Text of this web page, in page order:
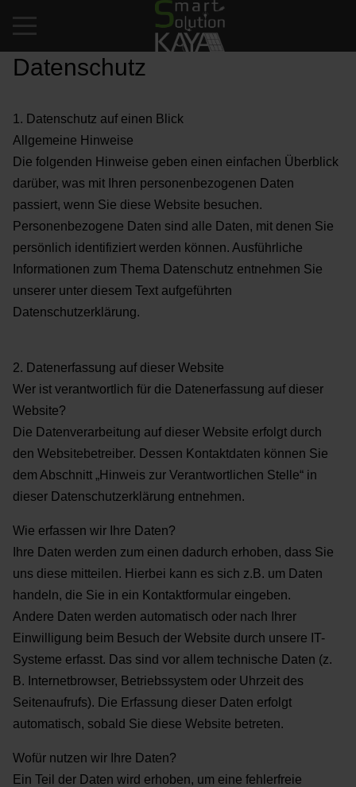
Mobile Menu Toggle
Datenschutz
1. Datenschutz auf einen Blick
Allgemeine Hinweise
Die folgenden Hinweise geben einen einfachen Überblick
darüber, was mit Ihren personenbezogenen Daten
passiert, wenn Sie diese Website besuchen.
Personenbezogene Daten sind alle Daten, mit denen Sie
persönlich identifiziert werden können. Ausführliche
Informationen zum Thema Datenschutz entnehmen Sie
unserer unter diesem Text aufgeführten
Datenschutzerklärung.
2. Datenerfassung auf dieser Website
Wer ist verantwortlich für die Datenerfassung auf dieser
Website?
Die Datenverarbeitung auf dieser Website erfolgt durch
den Websitebetreiber. Dessen Kontaktdaten können Sie
dem Abschnitt „Hinweis zur Verantwortlichen Stelle“ in
dieser Datenschutzerklärung entnehmen.
Wie erfassen wir Ihre Daten?
Ihre Daten werden zum einen dadurch erhoben, dass Sie
uns diese mitteilen. Hierbei kann es sich z.B. um Daten
handeln, die Sie in ein Kontaktformular eingeben.
Andere Daten werden automatisch oder nach Ihrer
Einwilligung beim Besuch der Website durch unsere IT-
Systeme erfasst. Das sind vor allem technische Daten (z.
B. Internetbrowser, Betriebssystem oder Uhrzeit des
Seitenaufrufs). Die Erfassung dieser Daten erfolgt
automatisch, sobald Sie diese Website betreten.
Wofür nutzen wir Ihre Daten?
Ein Teil der Daten wird erhoben, um eine fehlerfreie